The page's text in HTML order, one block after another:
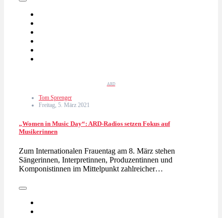
ARD
Tom Sprenger
Freitag, 5. März 2021
„Women in Music Day“: ARD-Radios setzen Fokus auf
Musikerinnen
Zum Internationalen Frauentag am 8. März stehen
Sängerinnen, Interpretinnen, Produzentinnen und
Komponistinnen im Mittelpunkt zahlreicher…